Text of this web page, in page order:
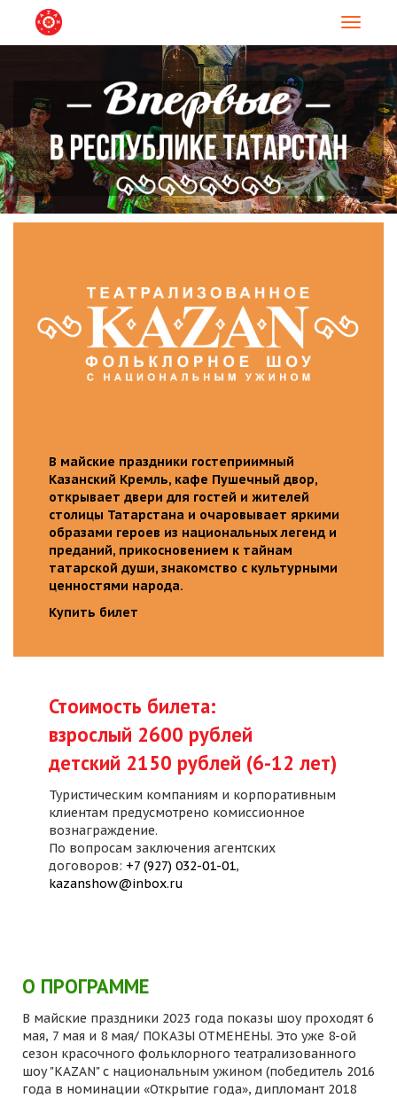
В майские праздники гостеприимный
Казанский Кремль, кафе Пушечный двор,
открывает двери для гостей и жителей
столицы Татарстана и очаровывает яркими
образами героев из национальных легенд и
преданий, прикосновением к тайнам
татарской души, знакомство с культурными
ценностями народа.
Купить билет
Стоимость билета:
взрослый 2600 рублей
детский 2150 рублей (6-12 лет)
Туристическим компаниям и корпоративным
клиентам предусмотрено комиссионное
вознаграждение.
По вопросам заключения агентских
договоров: +7 (927) 032-01-01,
kazanshow@inbox.ru
О ПРОГРАММЕ
В майские праздники 2023 года показы шоу проходят 6
мая, 7 мая и 8 мая/ ПОКАЗЫ ОТМЕНЕНЫ. Это уже 8-ой
сезон красочного фольклорного театрализованного
шоу "KAZAN" с национальным ужином (победитель 2016
года в номинации «Открытие года», дипломант 2018